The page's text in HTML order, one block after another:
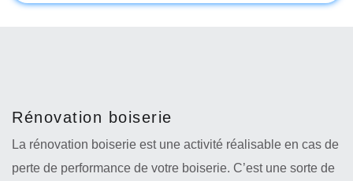
Rénovation boiserie
La rénovation boiserie est une activité réalisable en cas de
perte de performance de votre boiserie. C’est une sorte de